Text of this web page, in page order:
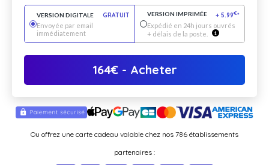
VERSION DIGITALE
GRATUIT
Envoyée par email
immédiatement
VERSION IMPRIMÉE + 5.99€*
Expédié en 24h jours ouvrés
+ délais de la poste.
164€- Acheter
Ou offrez une carte cadeau valable chez nos 786 établissements
partenaires :